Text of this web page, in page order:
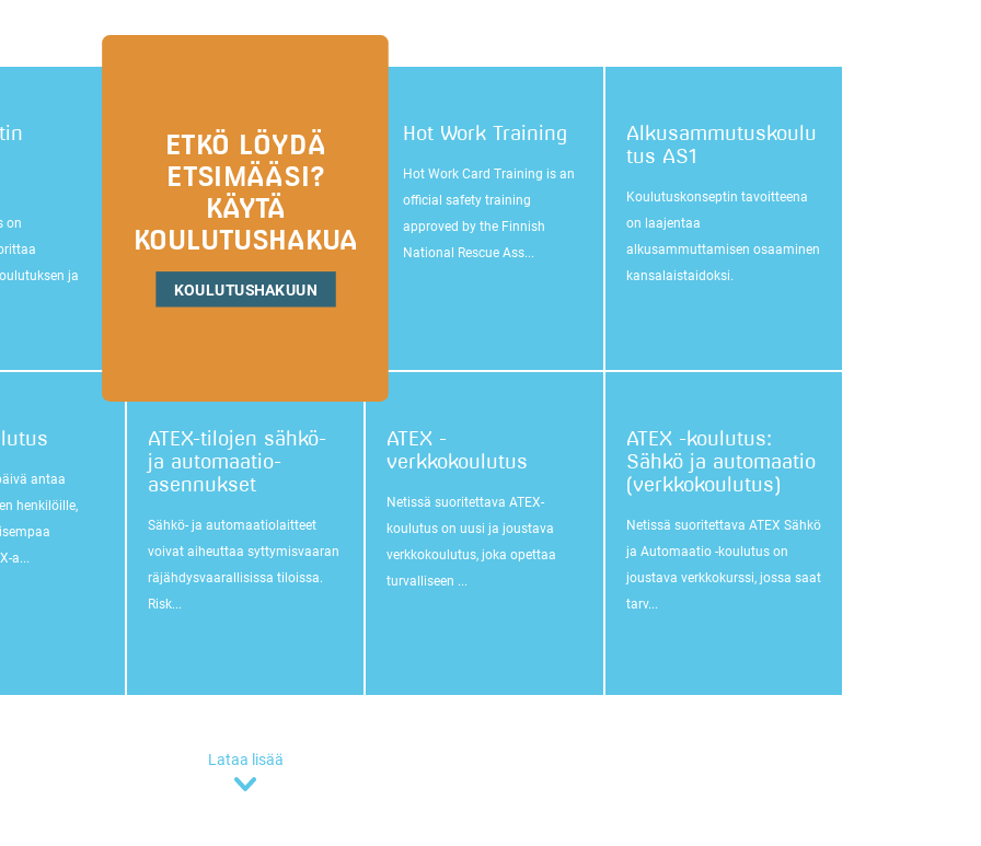
on
ja
ETKÖ LÖYDÄ
ETSIMÄÄSI?
KÄYTÄ
KOULUTUSHAKUA
KOULUTUSHAKUUN
Hot Work Training
Hot Work Card Training is an
official safety training
approved by the Finnish
National Rescue Ass...
Alkusammutuskoulu
tus AS1
Koulutuskonseptin tavoitteena
on laajentaa
alkusammuttamisen osaaminen
kansalaistaidoksi.
antaa
henkilöille,
a...
ATEX-tilojen sähkö-
ja automaatio­
asennukset
Sähkö- ja automaatiolaitteet
voivat aiheuttaa syttymisvaaran
räjähdysvaarallisissa tiloissa.
Risk...
ATEX -
verkkokoulutus
Netissä suoritettava ATEX-
koulutus on uusi ja joustava
verkkokoulutus, joka opettaa
turvalliseen ...
ATEX -koulutus:
Sähkö ja automaatio
(verkkokoulutus)
Netissä suoritettava ATEX Sähkö
ja Automaatio -koulutus on
joustava verkkokurssi, jossa saat
tarv...
Lataa lisää